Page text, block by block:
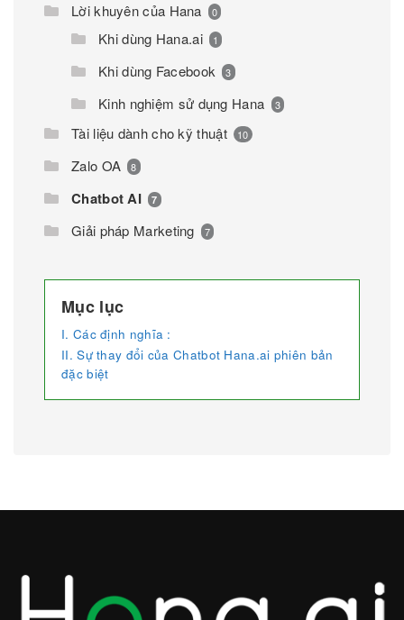
Lời khuyên của Hana 0
Khi dùng Hana.ai 1
Khi dùng Facebook 3
Kinh nghiệm sử dụng Hana 3
Tài liệu dành cho kỹ thuật 10
Zalo OA 8
Chatbot AI 7
Giải pháp Marketing 7
Mục lục
I. Các định nghĩa :
II. Sự thay đổi của Chatbot Hana.ai phiên bản
đặc biệt